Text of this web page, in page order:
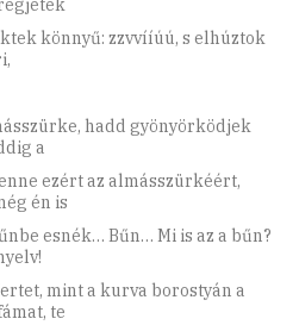
könnyű: zzvvííúú, s elhúztok
hadd gyönyörködjek
a
ezért az almásszürkéért,
én is
esnék… Bűn… Mi is az a bűn?
mint a kurva borostyán a
te